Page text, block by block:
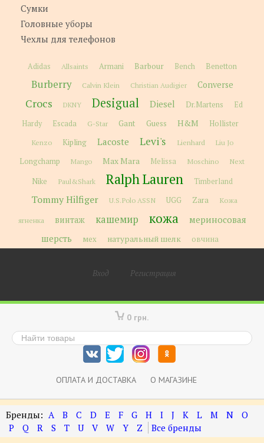
Сумки
Головные уборы
Чехлы для телефонов
Adidas Allsaints Armani Barbour Bench Benetton
Burberry Calvin Klein Christian Audigier Converse
Crocs DKNY Desigual Diesel Dr.Martens
Ed
Hardy
Escada G-Star Gant Guess H&M Hollister
Kenzo Kipling Lacoste Levi's Lienhard Liu Jo
Longchamp Mango Max Mara Melissa Moschino
Next
Nike
Paul&Shark Ralph Lauren Timberland
Tommy Hilfiger U.S.Polo ASSN UGG Zara
Кожа
ягненка
винтаж кашемир кожа
мериносовая
шерсть
мех натуральный шелк овчина
Вход Регистрация
0 грн.
ОПЛАТА И ДОСТАВКА О МАГАЗИНЕ
A B C D E F G H I J K L M N
O
P
Q R S T U V W Y Z